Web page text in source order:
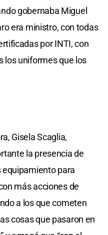
gobernaba Miguel
era ministro, con todas
por INTI, con
los uniformes que los
Gisela Scaglia,
la presencia de
para
más acciones de
a los que cometen
cosas que pasaron en